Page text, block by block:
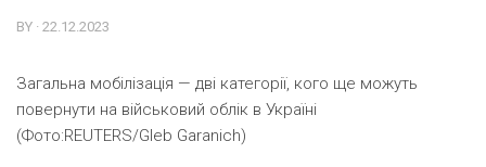
BY · 22.12.2023
Загальна мобілізація — дві категорії, кого ще можуть
повернути на військовий облік в Україні
(Фото:REUTERS/Gleb Garanich)